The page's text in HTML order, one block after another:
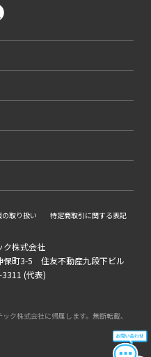
取り扱い 特定商取引に関する表記
ク株式会社
町3-5 住友不動産九段下ビル
(代表)
ク株式会社に帰属します。無断転載、